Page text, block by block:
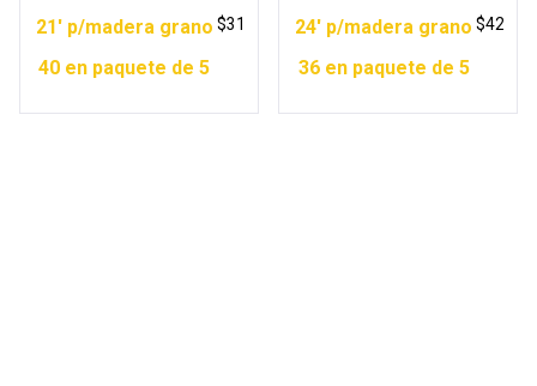
21′ p/madera grano
40 en paquete de 5
$31
24′ p/madera grano
36 en paquete de 5
$42